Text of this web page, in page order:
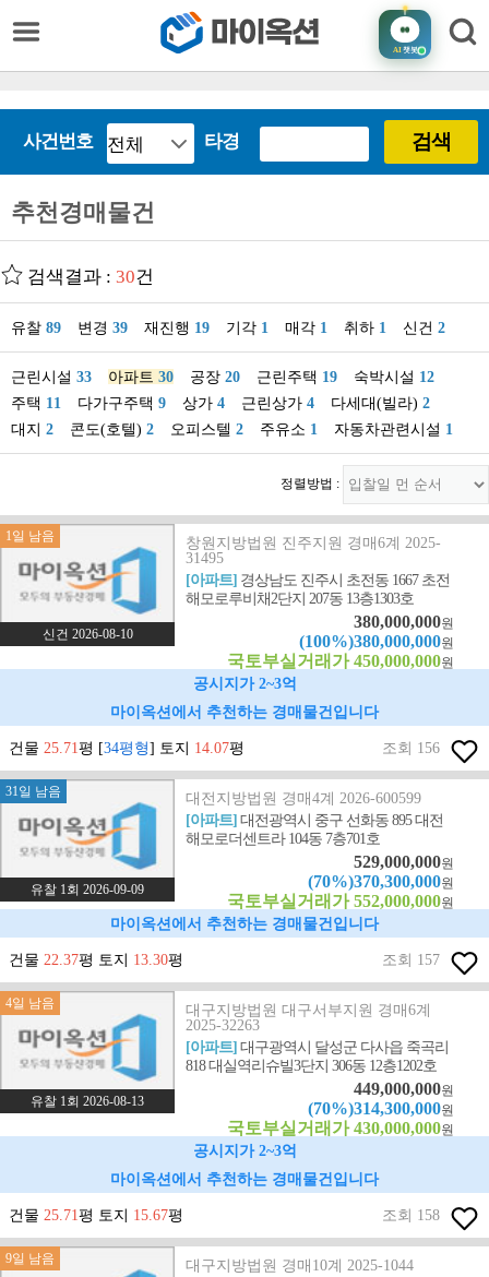
AI챗봇
사건번호 타경 검색
추천경매물건
검색결과 : 30건
유찰 89 변경 39 재진행 19 기각 1 매각 1 취하 1 신건 2
근린시설 33 아파트 30 공장 20 근린주택 19 숙박시설 12
주택 11 다가구주택 9 상가 4 근린상가 4 다세대(빌라) 2
대지 2 콘도(호텔) 2 오피스텔 2 주유소 1 자동차관련시설 1
정렬방법 :
1일 남음
신건 2026-08-10
창원지방법원 진주지원 경매6계 2025-
31495
[아파트] 경상남도 진주시 초전동 1667 초전
해모로루비채2단지 207동 13층1303호
380,000,000원
(100%)380,000,000원
국토부실거래가 450,000,000원
공시지가 2~3억
마이옥션에서 추천하는 경매물건입니다
건물 25.71평 [34평형] 토지 14.07평 조회 156
31일 남음
유찰 1회 2026-09-09
대전지방법원 경매4계 2026-600599
[아파트]대전광역시 중구 선화동 895 대전
해모로더센트라 104동 7층701호
529,000,000원
(70%)370,300,000원
국토부실거래가 552,000,000원
마이옥션에서 추천하는 경매물건입니다
건물 22.37평 토지 13.30평 조회 157
4일 남음
유찰 1회 2026-08-13
대구지방법원 대구서부지원 경매6계
2025-32263
[아파트]대구광역시 달성군 다사읍 죽곡리
818 대실역리슈빌3단지 306동 12층1202호
449,000,000원
(70%)314,300,000원
국토부실거래가 430,000,000원
공시지가 2~3억
마이옥션에서 추천하는 경매물건입니다
건물 25.71평 토지 15.67평 조회 158
9일 남음
대구지방법원 경매10계 2025-1044